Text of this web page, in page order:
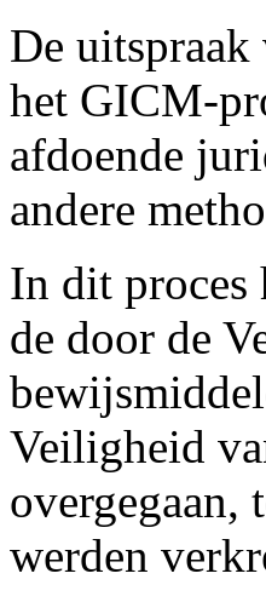
De
het GICM-
afdoende
andere
In dit proces
de door de
Veiligheid
overgegaan,
werden